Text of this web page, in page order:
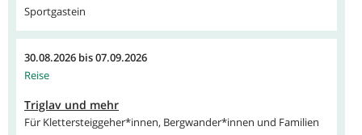
Sportgastein
30.08.2026 bis07.09.2026
Reise
Triglav und mehr
Für Klettersteiggeher*innen, Bergwander*innen und Familien